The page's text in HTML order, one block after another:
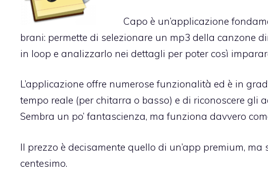
Capo è un’applicazione
brani: permette di selezionare un mp3 della canzone
in loop e analizzarlo nei dettagli per poter così
L’applicazione offre numerose funzionalità ed è in
tempo reale (per chitarra o basso) e di riconoscere gli
Sembra un po’ fantascienza, ma funziona davvero
Il prezzo è decisamente quello di un’app premium,
centesimo.